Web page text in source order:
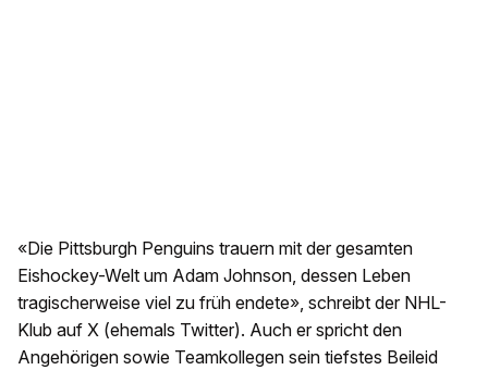
«Die Pittsburgh Penguins trauern mit der gesamten
Eishockey-Welt um Adam Johnson, dessen Leben
tragischerweise viel zu früh endete», schreibt der NHL-
Klub auf X (ehemals Twitter). Auch er spricht den
Angehörigen sowie Teamkollegen sein tiefstes Beileid